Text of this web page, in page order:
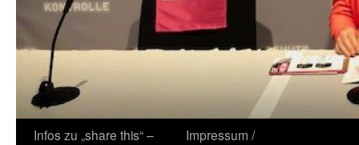
Zum
Infos zu „share this“ –
Impressum /